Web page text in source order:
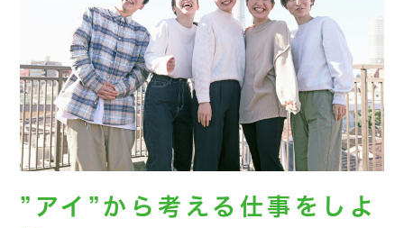
”アイ”から考える仕事をしよ